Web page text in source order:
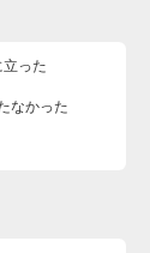
立った
なかった